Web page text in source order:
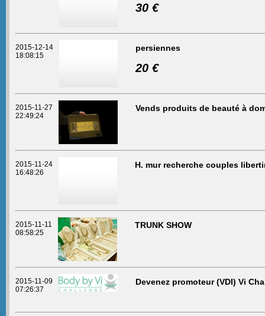
30 €
2015-12-14
18:08:15
persiennes
20 €
2015-11-27
22:49:24
Vends produits de beauté à
2015-11-24
16:48:26
H. mur recherche couples
2015-11-11
08:58:25
TRUNK SHOW
2015-11-09
07:26:37
Devenez promoteur (VDI) Vi